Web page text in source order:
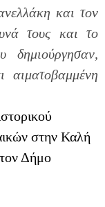
και τον
τους και το
δημιούργησαν,
αιματοβαμμένη
στην Καλή
Δήμο